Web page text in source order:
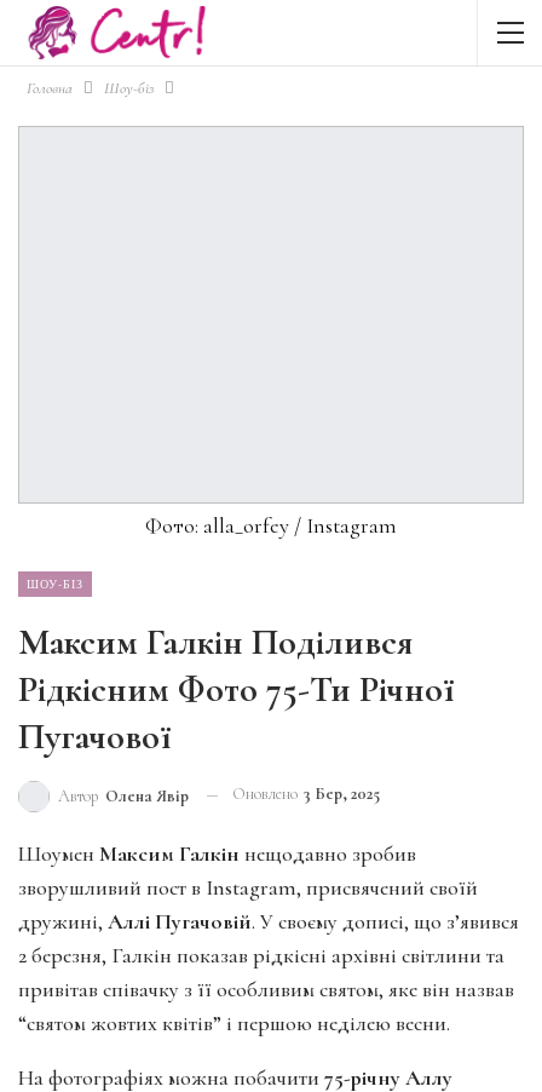
Головна Шоу-біз
Фото: alla_orfey / Instagram
ШОУ-БІЗ
Максим Галкін Поділився
Рідкісним Фото 75-Ти Річної
Пугачової
Автор Олена Явір Оновлено 3 Бер, 2025
Шоумен Максим Галкін нещодавно зробив
зворушливий пост в Instagram, присвячений своїй
дружині, Аллі Пугачовій. У своєму дописі, що з’явився
2 березня, Галкін показав рідкісні архівні світлини та
привітав співачку з її особливим святом, яке він назвав
“святом жовтих квітів” і першою неділею весни.
На фотографіях можна побачити 75-річну Аллу